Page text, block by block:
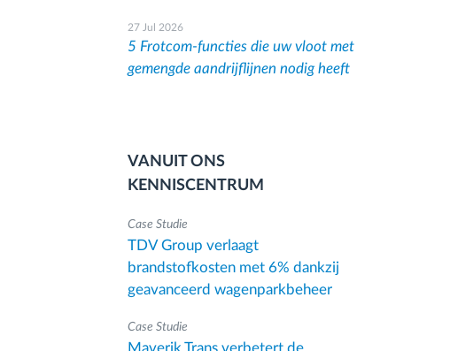
27 Jul 2026
5 Frotcom-functies die uw vloot met
gemengde aandrijflijnen nodig heeft
VANUIT ONS
KENNISCENTRUM
Case Studie
TDV Group verlaagt
brandstofkosten met 6% dankzij
geavanceerd wagenparkbeheer
Case Studie
Maverik Trans verbetert de